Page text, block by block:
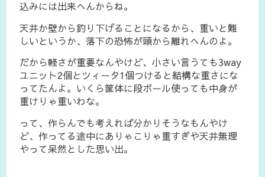
込みには出来へんからね。
天井か壁から釣り下げることになるから、重いと難
しいというか、落下の恐怖が頭から離れへんのよ。
だから軽さが重要なんやけど、小さい言うても3way
ユニット2個とツィータ1個つけると結構な重さにな
ってたんよ。いくら筐体に段ボール使っても中身が
重けりゃ重いわな。
って、作らんでも考えれば分かりそうなもんやけ
ど、作ってる途中にありゃこりゃ重すぎや天井無理
やって呆然とした思い出。